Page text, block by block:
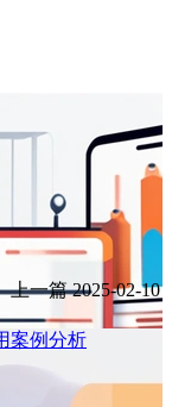
上一篇 2025-02-10
案例分析